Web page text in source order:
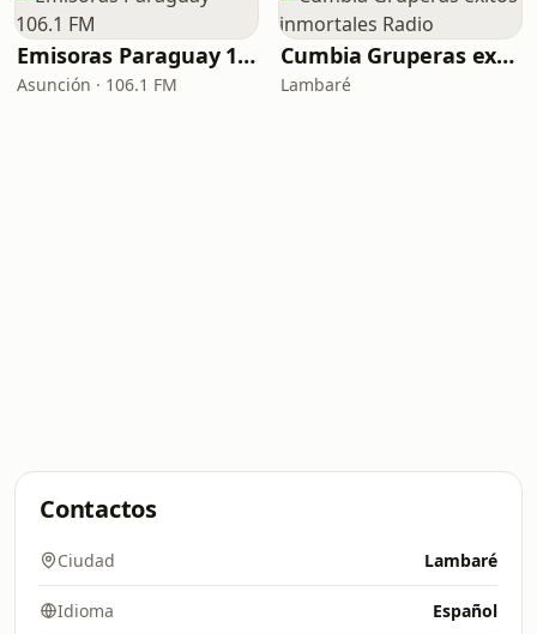
Emisoras Paraguay 106.1 FM
Asunción · 106.1 FM
Cumbia Gruperas exitos inmortales Radio
Lambaré
Contactos
Ciudad Lambaré
Idioma Español